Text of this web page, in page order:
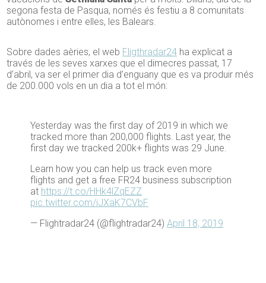
segona festa de Pasqua, només és festiu a 8 comunitats
autònomes i entre elles, les Balears.
Sobre dades aèries, el web Fligthradar24 ha explicat a
través de les seves xarxes que el dimecres passat, 17
d’abril, va ser el primer dia d’enguany que es va produir més
de 200.000 vols en un dia a tot el món:
Yesterday was the first day of 2019 in which we
tracked more than 200,000 flights. Last year, the
first day we tracked 200k+ flights was 29 June.
Learn how you can help us track even more
flights and get a free FR24 business subscription
at https://t.co/HHk4lZqEZZ
pic.twitter.com/iJXaK7CVbF
— Flightradar24 (@flightradar24)April 18, 2019